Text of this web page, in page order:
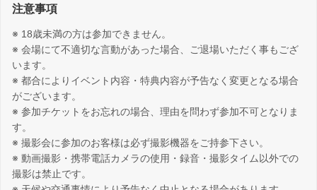
注意事項
※ 18歳未満の方は参加できません。
※ 会場にて不適切な言動があった場合、ご退場いただく事もござ
います。
※ 都合によりイベント内容・特典内容が予告なく変更となる場合
がございます。
※ 参加チケットをお忘れの場合、理由を問わず参加不可となりま
す。
※ 撮影会に参加のお客様は必ず撮影機器をご持参下さい。
※ 動画撮影・携帯電話カメラの使用・録音・撮影タイム以外での
撮影は禁止です。